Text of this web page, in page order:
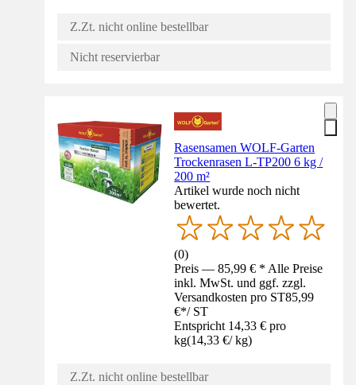
Z.Zt. nicht online bestellbar
Nicht reservierbar
Rasensamen WOLF-Garten
Trockenrasen L-TP200 6 kg /
200 m²
Artikel wurde noch nicht
bewertet.
(0)
Preis — 85,99 € * Alle Preise
inkl. MwSt. und ggf. zzgl.
Versandkosten pro ST85,99
€*/ ST
Entspricht 14,33 € pro
kg(14,33 €/ kg)
Z.Zt. nicht online bestellbar